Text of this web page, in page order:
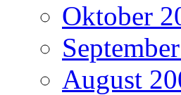
Oktober
August